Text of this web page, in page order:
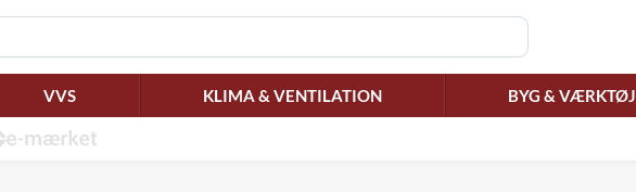
VVS KLIMA & VENTILATION BYG & VÆRKTØJ